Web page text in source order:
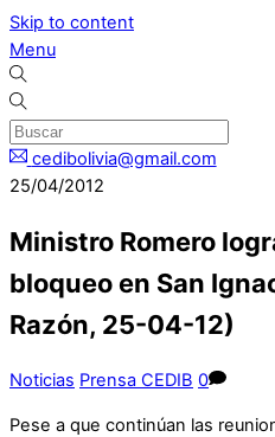
Skip to content
Menu
cedibolivia@gmail.com
25/04/2012
Ministro Romero
bloqueo en San
Razón, 25-04-12)
Noticias Prensa CEDIB 0
Pese a que continúan las